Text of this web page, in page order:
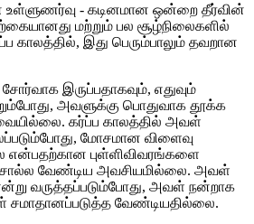
உள்ளுணர்வு - கடினமான ஒன்றை தீர்வின்
மற்றும் பல சூழ்நிலைகளில்
காலத்தில், இது பெரும்பாலும் தவறான
இருப்பதாகவும், எதுவும்
​​அவளுக்கு பொதுவாக தூக்க
கர்ப்ப காலத்தில் அவள்
​​மோசமான விளைவு
என்பதற்கான புள்ளிவிவரங்களை
வேண்டிய அவசியமில்லை. அவள்
என்று வருத்தப்படும்போது, ​​அவள் நன்றாக
சமாதானப்படுத்த வேண்டியதில்லை.